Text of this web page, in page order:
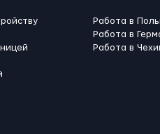
Работа в
Работа в
Работа в